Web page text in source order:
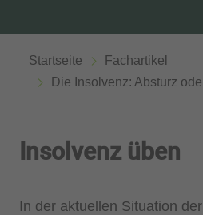
Startseite
Fachartikel
Die Insolvenz: Absturz
Insolvenz üben
In der aktuellen Situation